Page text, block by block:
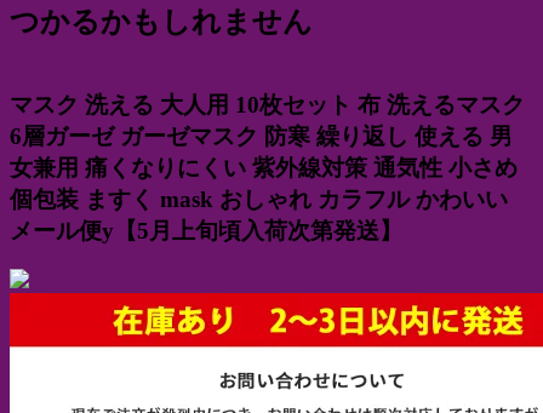
つかるかもしれません
マスク 洗える 大人用 10枚セット 布 洗えるマスク
6層ガーゼ ガーゼマスク 防寒 繰り返し 使える 男
女兼用 痛くなりにくい 紫外線対策 通気性 小さめ
個包装 ますく mask おしゃれ カラフル かわいい
メール便y【5月上旬頃入荷次第発送】